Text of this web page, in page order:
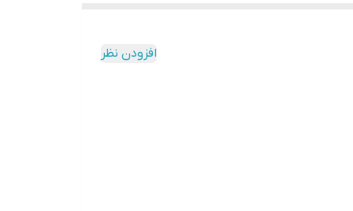
افزودن نظر